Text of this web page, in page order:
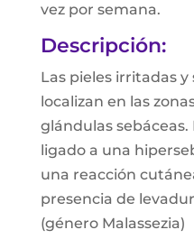
vez por semana.
Descripción:
Las pieles irritadas y
localizan en las
glándulas
ligado a una
una reacción
presencia de
(género Malassezia)